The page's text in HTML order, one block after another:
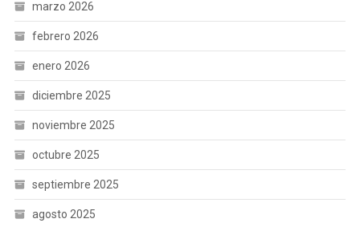
marzo 2026
febrero 2026
enero 2026
diciembre 2025
noviembre 2025
octubre 2025
septiembre 2025
agosto 2025